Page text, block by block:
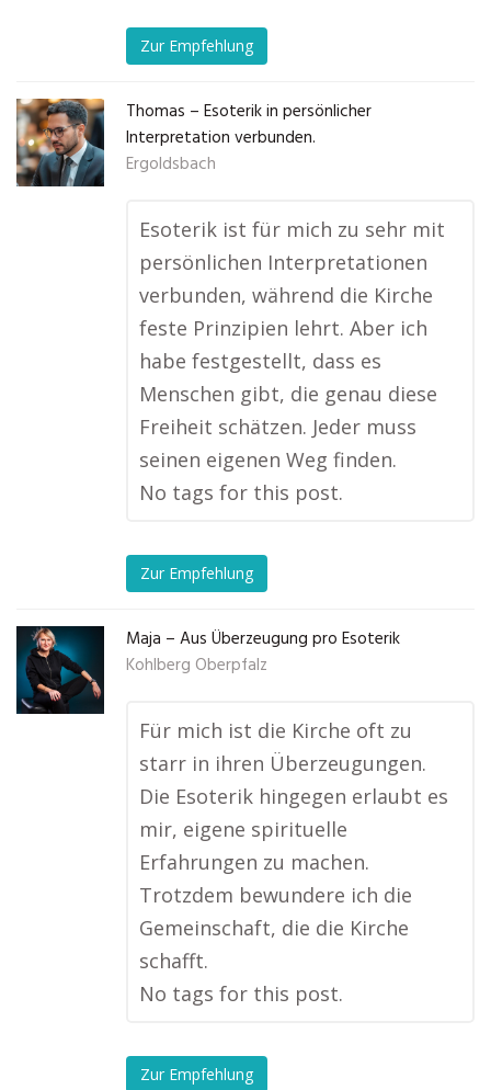
Zur Empfehlung
Thomas – Esoterik in persönlicher
Interpretation verbunden.
Ergoldsbach
Esoterik ist für mich zu sehr mit
persönlichen Interpretationen
verbunden, während die Kirche
feste Prinzipien lehrt. Aber ich
habe festgestellt, dass es
Menschen gibt, die genau diese
Freiheit schätzen. Jeder muss
seinen eigenen Weg finden.
No tags for this post.
Zur Empfehlung
Maja – Aus Überzeugung pro Esoterik
Kohlberg Oberpfalz
Für mich ist die Kirche oft zu
starr in ihren Überzeugungen.
Die Esoterik hingegen erlaubt es
mir, eigene spirituelle
Erfahrungen zu machen.
Trotzdem bewundere ich die
Gemeinschaft, die die Kirche
schafft.
No tags for this post.
Zur Empfehlung